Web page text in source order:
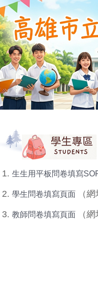
1. 生生用平板問卷填寫
2. 學生問卷填寫頁面 （
3. 教師問卷填寫頁面 （